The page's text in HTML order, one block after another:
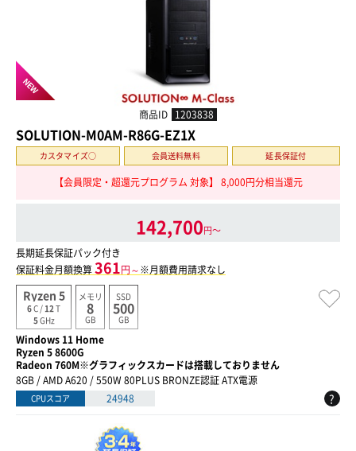
NEW
商品ID 1203838
SOLUTION-M0AM-R86G-EZ1X
カスタマイズ○ 会員送料無料 延長保証付
【会員限定・超還元プログラム 対象】 8,000円分相当還元
142,700円〜
長期延長保証パック付き
保証料金月額換算361円～※月額費用請求なし
Ryzen 5
6C /12T
5GHz
メモリ
8
GB
SSD
500
GB
Windows 11 Home
Ryzen 5 8600G
Radeon 760M※グラフィックスカードは搭載しておりません
8GB / AMD A620 / 550W 80PLUS BRONZE認証 ATX電源
CPUスコア 24948 ?